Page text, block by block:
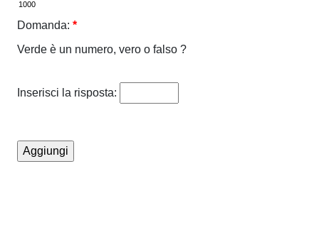
Domanda: *
Verde è un numero, vero o falso ?
Inserisci la risposta: